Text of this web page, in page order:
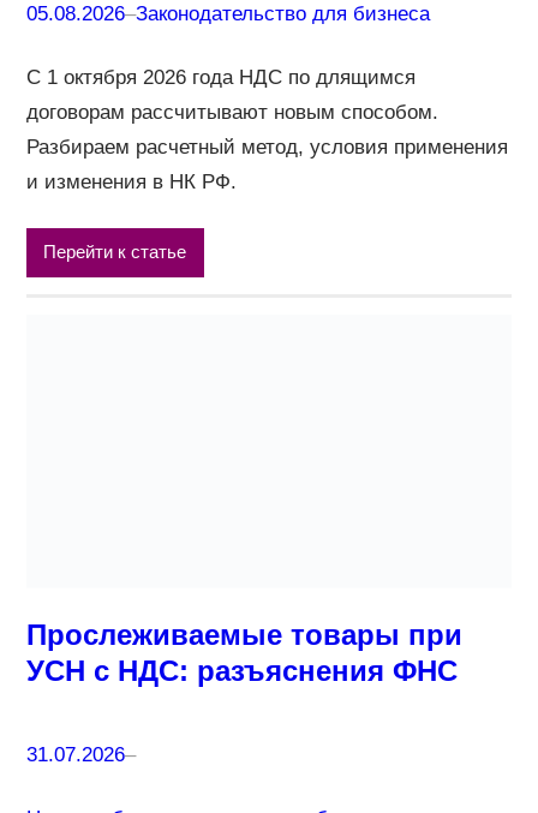
05.08.2026–Законодательство для бизнеса
С 1 октября 2026 года НДС по длящимся
договорам рассчитывают новым способом.
Разбираем расчетный метод, условия применения
и изменения в НК РФ.
Перейти к статье
Прослеживаемые товары при
УСН с НДС: разъяснения ФНС
31.07.2026–